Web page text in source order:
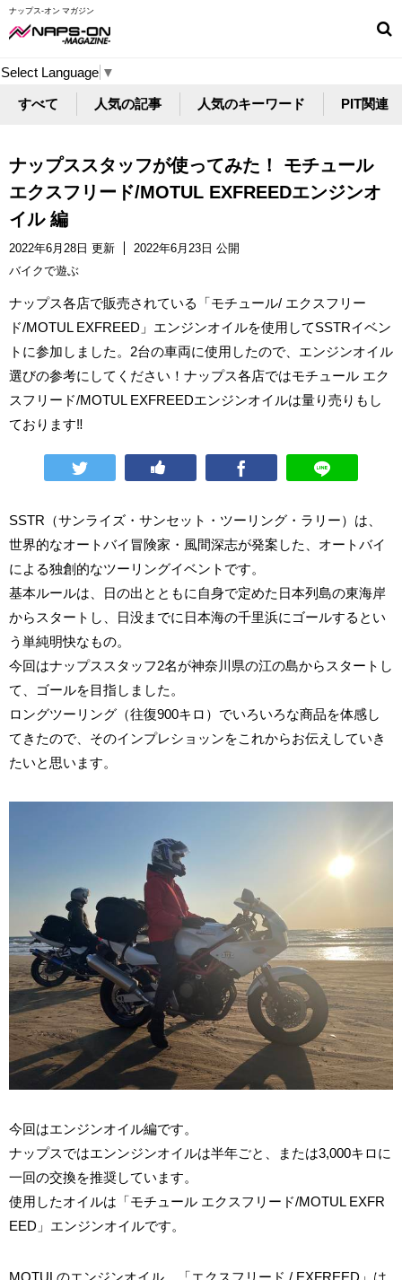
ナップス-オン マガジン
Select Language ▼
すべて 人気の記事 人気のキーワード PIT関連
ナップススタッフが使ってみた！ モチュール
エクスフリード/MOTUL EXFREEDエンジンオ
イル 編
2022年6月28日 更新
2022年6月23日 公開
バイクで遊ぶ
ナップス各店で販売されている「モチュール/ エクスフリー
ド/MOTUL EXFREED」エンジンオイルを使用してSSTRイベン
トに参加しました。2台の車両に使用したので、エンジンオイル
選びの参考にしてください！ナップス各店ではモチュール エク
スフリード/MOTUL EXFREEDエンジンオイルは量り売りもし
ております‼
SSTR（サンライズ・サンセット・ツーリング・ラリー）は、
世界的なオートバイ冒険家・風間深志が発案した、オートバイ
による独創的なツーリングイベントです。
基本ルールは、日の出とともに自身で定めた日本列島の東海岸
からスタートし、日没までに日本海の千里浜にゴールするとい
う単純明快なもの。
今回はナップススタッフ2名が神奈川県の江の島からスタートし
て、ゴールを目指しました。
ロングツーリング（往復900キロ）でいろいろな商品を体感し
てきたので、そのインプレショッンをこれからお伝えしていき
たいと思います。
今回はエンジンオイル編です。
ナップスではエンンジンオイルは半年ごと、または3,000キロに
一回の交換を推奨しています。
使用したオイルは「モチュール エクスフリード/MOTUL EXFR
EED」エンジンオイルです。
MOTULのエンジンオイル、「エクスフリード / EXFREED」は